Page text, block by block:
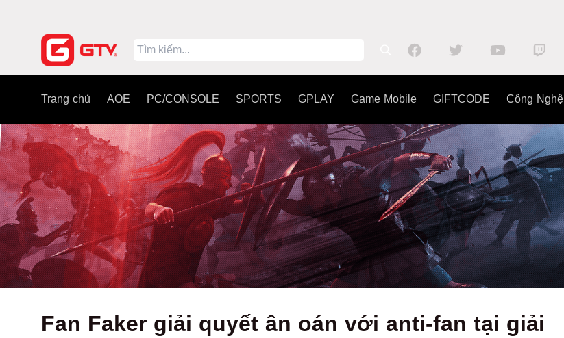
Trang chủ AOE PC/CONSOLE SPORTS GPLAY Game Mobile GIFTCODE Công Nghệ
Fan Faker giải quyết ân oán với anti-fan tại giải